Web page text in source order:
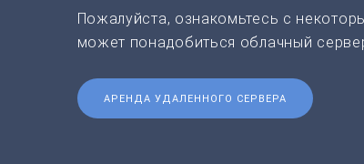
Пожалуйста, ознакомьтесь с
может понадобиться облачный
АРЕНДА УДАЛЕННОГО СЕРВЕРА